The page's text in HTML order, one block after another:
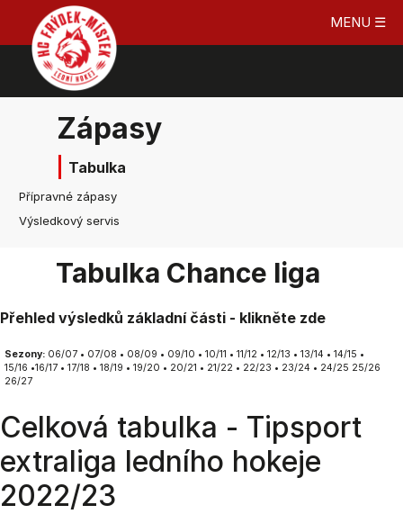
MENU ☰
Zápasy
Tabulka
Přípravné zápasy
Výsledkový servis
Tabulka Chance liga
Přehled výsledků základní části - klikněte zde
Sezony: 06/07 • 07/08 • 08/09 • 09/10 • 10/11 • 11/12 • 12/13 • 13/14 • 14/15 •
15/16 •16/17 • 17/18 • 18/19 • 19/20 • 20/21 • 21/22 • 22/23 • 23/24 • 24/25 25/26
26/27
Celková tabulka - Tipsport
extraliga ledního hokeje
2022/23